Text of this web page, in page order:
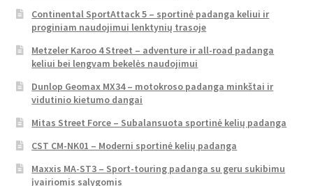
Continental SportAttack 5 – sportinė padanga keliui ir
proginiam naudojimui lenktynių trasoje
Metzeler Karoo 4 Street – adventure ir all-road padanga
keliui bei lengvam bekelės naudojimui
Dunlop Geomax MX34 – motokroso padanga minkštai ir
vidutinio kietumo dangai
Mitas Street Force – Subalansuota sportinė kelių padanga
CST CM-NK01 – Moderni sportinė kelių padanga
Maxxis MA-ST3 – Sport-touring padanga su geru sukibimu
įvairiomis sąlygomis